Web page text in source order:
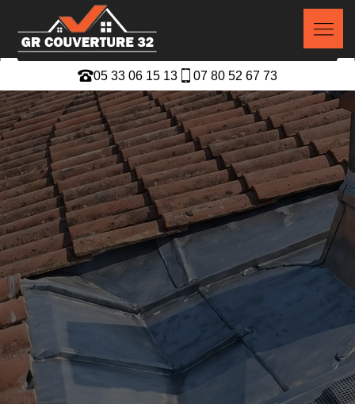
05 33 06 15 13 07 80 52 67 73